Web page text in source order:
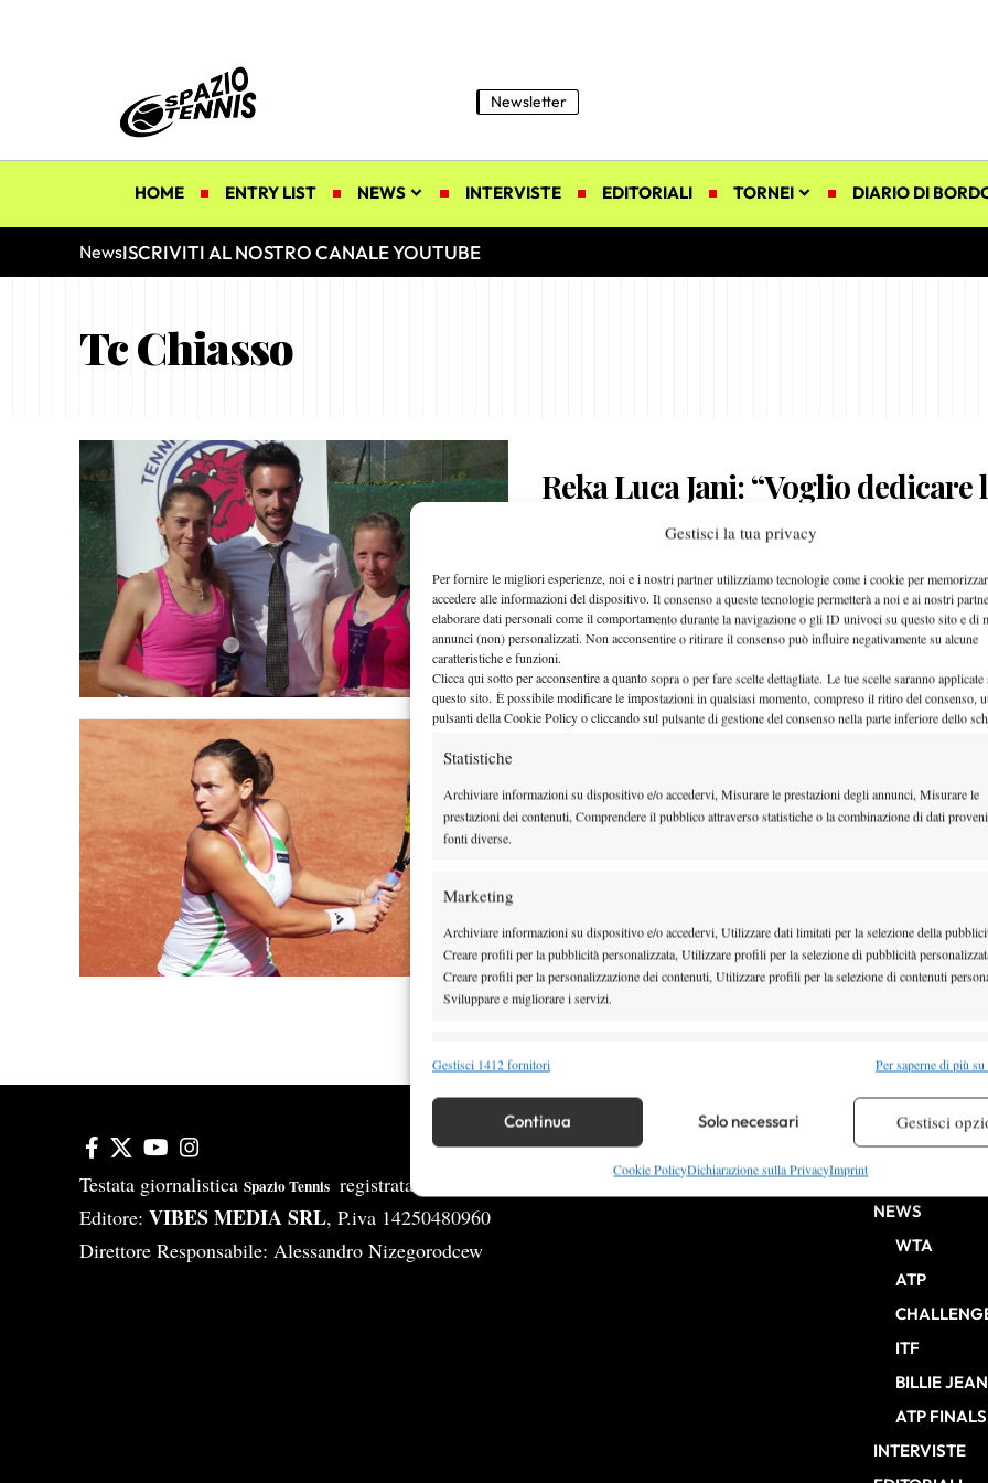
Gestisci la tua privacy
Per fornire le migliori esperienze, noi e i nostri partner utilizziamo tecnologie come i cookie per
accedere alle informazioni del dispositivo. Il consenso a queste tecnologie permetterà a noi e ai nostri
elaborare dati personali come il comportamento durante la navigazione o gli ID univoci su questo sito e di
annunci (non) personalizzati. Non acconsentire o ritirare il consenso può influire negativamente su alcune
caratteristiche e funzioni.
Clicca qui sotto per acconsentire a quanto sopra o per fare scelte dettagliate. Le tue scelte saranno applicate
questo sito. È possibile modificare le impostazioni in qualsiasi momento, compreso il ritiro del consenso,
pulsanti della Cookie Policy o cliccando sul pulsante di gestione del consenso nella parte inferiore dello
Statistiche
Archiviare informazioni su dispositivo e/o accedervi, Misurare le prestazioni degli annunci, Misurare le
prestazioni dei contenuti, Comprendere il pubblico attraverso statistiche o la combinazione di dati
fonti diverse.
Marketing
Archiviare informazioni su dispositivo e/o accedervi, Utilizzare dati limitati per la selezione della
Creare profili per la pubblicità personalizzata, Utilizzare profili per la selezione di pubblicità
Creare profili per la personalizzazione dei contenuti, Utilizzare profili per la selezione di contenuti
Sviluppare e migliorare i servizi.
Funzionalità
Identificare i dispositivi in base alle informazioni trasmesse automaticamente.
Garantire la sicurezza, prevenire e rilevare frodi, correggere errori,
Erogare e presentare pubblicità e contenuto, Salvare e comunicare le
scelte sulla privacy.
Gestisci 1412 fornitori Per saperne di più
Continua Solo necessari Gestisci
Cookie PolicyDichiarazione sulla PrivacyImprint
Newsletter
HOME ENTRY LIST NEWS INTERVISTE EDITORIALI TORNEI DIARIO DI
NewsISCRIVITI AL NOSTRO CANALE YOUTUBE
Tc Chiasso
Reka Luca Jani: “Voglio dedicare
vittoria al mio allenatore”
Intervista post-finale a Reka Luca Jani, 23enne ungherese che ha
$25.000 di…
12 Aprile 2015
ByMichele Galoppini
organizzato perfettamente”
ByMichele Galoppini
Testata giornalistica Spazio Tennis registrata Aut-Trib Milano n° 10268 del 15/09/2025
Editore: VIBES MEDIA SRL, P.iva 14250480960
Direttore Responsabile: Alessandro Nizegorodcew
HOME
NEWS
WTA
ATP
ITF
BILLIE
ATP FINALS
INTERVISTE